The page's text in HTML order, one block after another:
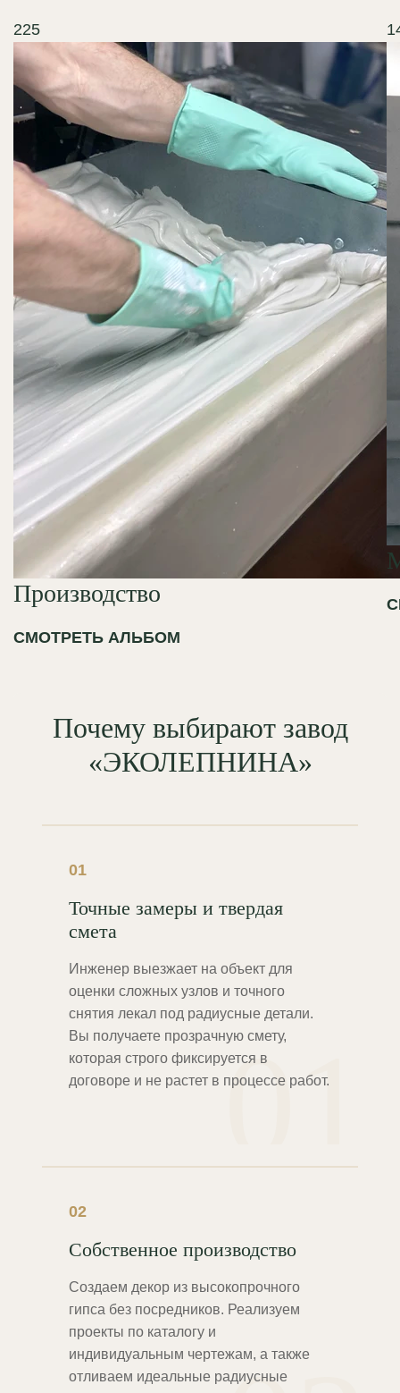
225
Производство
СМОТРЕТЬ АЛЬБОМ
Почему выбирают завод
«ЭКОЛЕПНИНА»
01
01
Точные замеры и твердая
смета
Инженер выезжает на объект для
оценки сложных узлов и точного
снятия лекал под радиусные детали.
Вы получаете прозрачную смету,
которая строго фиксируется в
договоре и не растет в процессе работ.
02
Собственное производство
Создаем декор из высокопрочного
гипса без посредников. Реализуем
проекты по каталогу и
индивидуальным чертежам, а также
отливаем идеальные радиусные